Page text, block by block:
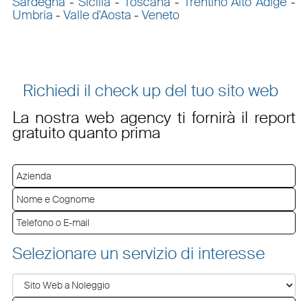
Umbria - Valle d'Aosta - Veneto
Richiedi il check up del tuo sito web
La nostra web agency ti fornirà il report
gratuito quanto prima
Selezionare un servizio di interesse